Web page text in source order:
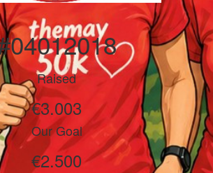
Raised
€3.003
Our Goal
€2.500